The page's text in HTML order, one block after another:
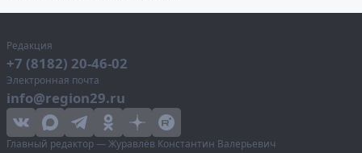
Редакция
+7 (8182) 20-46-02
Электронная почта
info@region29.ru
Главный редактор — Журавлёв Константин Валерьевич